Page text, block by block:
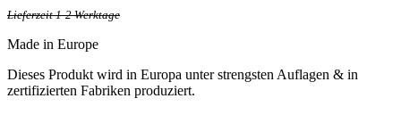
Lieferzeit 1-2 Werktage
Made in Europe
Dieses Produkt wird in Europa unter strengsten Auflagen & in
zertifizierten Fabriken produziert.